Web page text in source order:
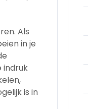
Als
in je
indruk
is in